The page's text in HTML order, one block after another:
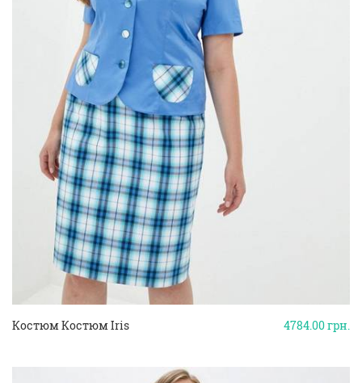
4784.00грн.
Костюм Костюм Iris